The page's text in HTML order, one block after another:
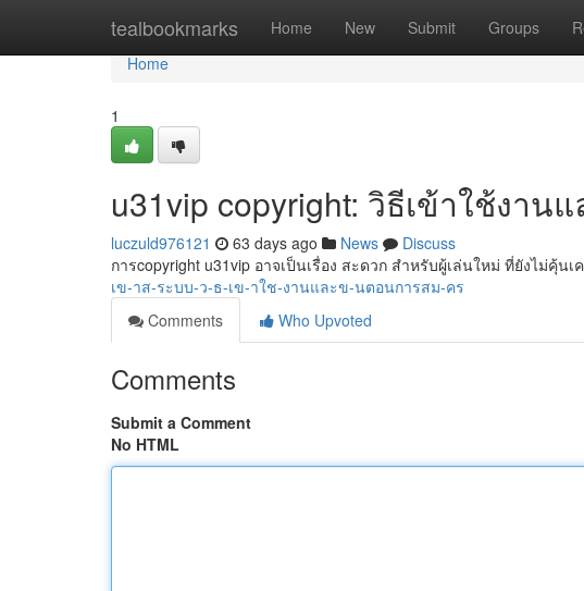
tealbookmarks Home New Submit Groups
Home
Home
1
u31vip copyright: วิธีเข้าใช้งา
luczuld976121 63 days ago News
Discuss
การcopyright u31vip อาจเป็นเรื่อง สะดวก สำหรับผู้เล่นใหม่ ที่ยังไม่คุ้นเ
เข-าส-ระบบ-ว-ธ-เข-าใช-งานและข-นตอนการสม-คร
Comments
Who Upvoted
Comments
Submit a Comment
No HTML